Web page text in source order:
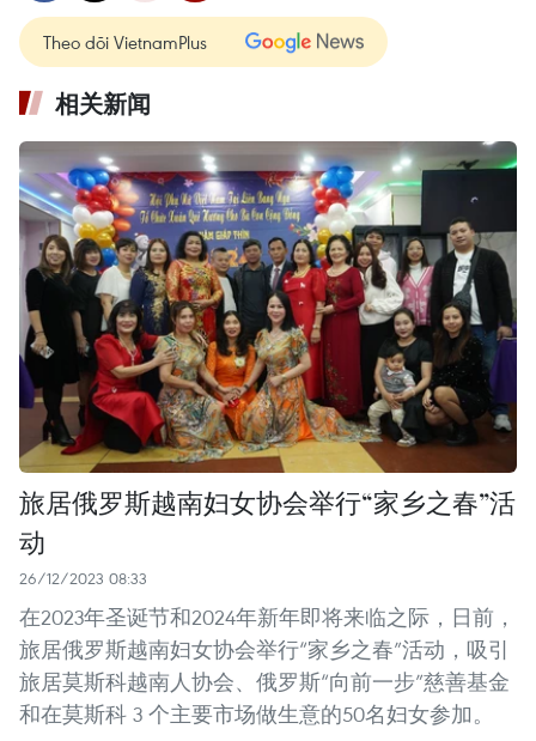
Theo dõi VietnamPlus
相关新闻
旅居俄罗斯越南妇女协会举行“家乡之春”活
动
26/12/2023 08:33
在2023年圣诞节和2024年新年即将来临之际，日前，
旅居俄罗斯越南妇女协会举行“家乡之春”活动，吸引
旅居莫斯科越南人协会、俄罗斯“向前一步”慈善基金
和在莫斯科 3 个主要市场做生意的50名妇女参加。